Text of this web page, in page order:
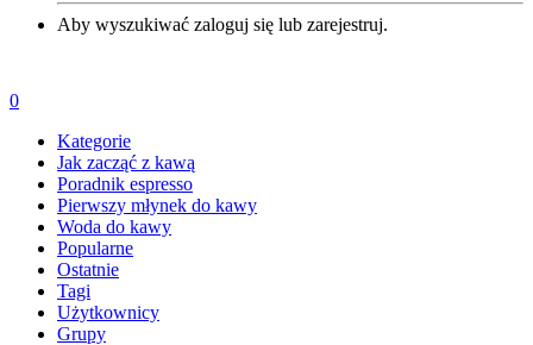
Aby wyszukiwać zaloguj się lub zarejestruj.
0
Kategorie
Jak zacząć z kawą
Poradnik espresso
Pierwszy młynek do kawy
Woda do kawy
Popularne
Ostatnie
Tagi
Użytkownicy
Grupy